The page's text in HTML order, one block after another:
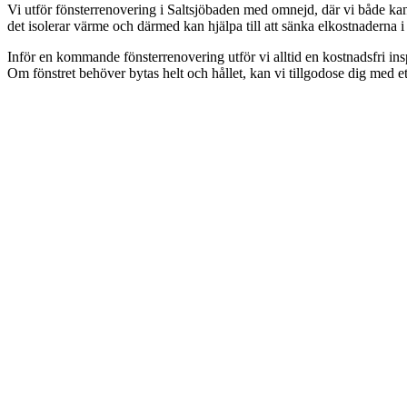
Vi utför fönsterrenovering i Saltsjöbaden med omnejd, där vi både
det isolerar värme och därmed kan hjälpa till att sänka
Inför en kommande fönsterrenovering utför vi alltid en kostnadsfri
Om fönstret behöver bytas helt och hållet, kan vi tillgodose dig med